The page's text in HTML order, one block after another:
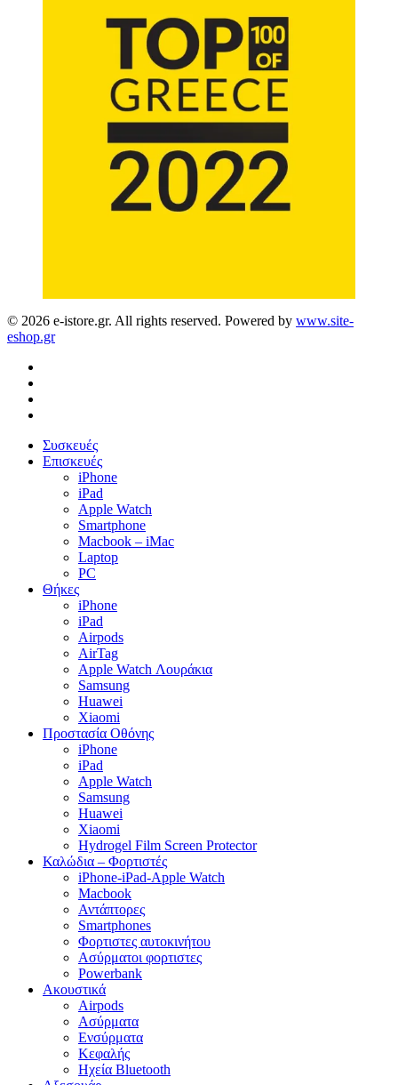
© 2026 e-istore.gr. All rights reserved. Powered by www.site-
eshop.gr
Close
Menu
Συσκευές
Επισκευές
iPhone
iPad
Apple Watch
Smartphone
Macbook – iMac
Laptop
PC
Θήκες
iPhone
iPad
Airpods
AirTag
Apple Watch Λουράκια
Samsung
Huawei
Xiaomi
Προστασία Οθόνης
iPhone
iPad
Apple Watch
Samsung
Huawei
Xiaomi
Hydrogel Film Screen Protector
Καλώδια – Φορτιστές
iPhone-iPad-Apple Watch
Macbook
Αντάπτορες
Smartphones
Φορτιστες αυτοκινήτου
Ασύρματοι φορτιστες
Powerbank
Ακουστικά
Airpods
Ασύρματα
Ενσύρματα
Κεφαλής
Ηχεία Bluetooth